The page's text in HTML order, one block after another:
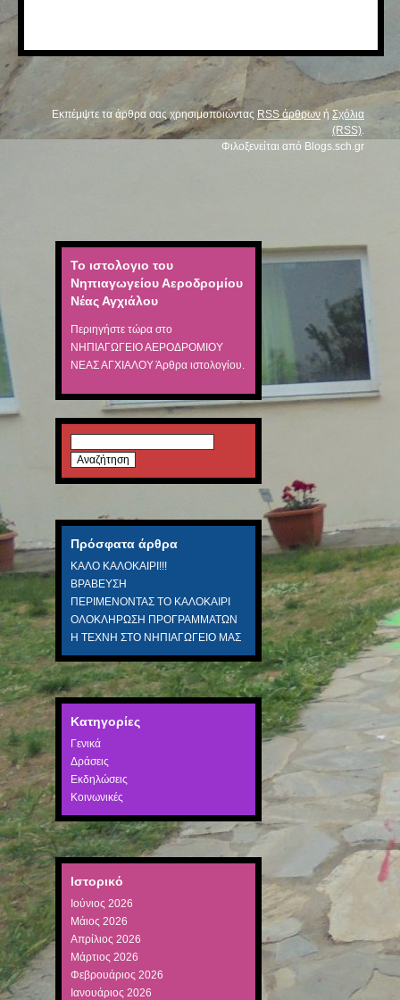
Το ιστολογιο του
Νηπιαγωγείου Αεροδρομίου
Νέας Αγχιάλου
Περιηγήστε τώρα στο
ΝΗΠΙΑΓΩΓΕΙΟ ΑΕΡΟΔΡΟΜΙΟΥ
ΝΕΑΣ ΑΓΧΙΑΛΟΥΆρθρα ιστολογίου.
για:
Πρόσφατα άρθρα
ΚΑΛΟ ΚΑΛΟΚΑΙΡΙ!!!
ΒΡΑΒΕΥΣΗ
ΠΕΡΙΜΕΝΟΝΤΑΣ ΤΟ ΚΑΛΟΚΑΙΡΙ
ΟΛΟΚΛΗΡΩΣΗ ΠΡΟΓΡΑΜΜΑΤΩΝ
Η ΤΕΧΝΗ ΣΤΟ ΝΗΠΙΑΓΩΓΕΙΟ ΜΑΣ
Kατηγορίες
Γενικά
Δράσεις
Εκδηλώσεις
Κοινωνικές
Ιστορικό
Ιούνιος 2026
Μάιος 2026
Απρίλιος 2026
Μάρτιος 2026
Φεβρουάριος 2026
Ιανουάριος 2026
Εκπέμψτε τα άρθρα σας χρησιμοποιώντας RSS άρθρων ή Σχόλια
(RSS)
Φιλοξενείται από Blogs.sch.gr